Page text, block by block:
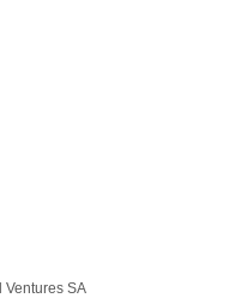
Ventures SA